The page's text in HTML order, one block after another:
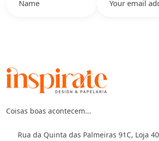
Coisas boas acontecem...
Rua da Quinta das Palmeiras 91C, Loja